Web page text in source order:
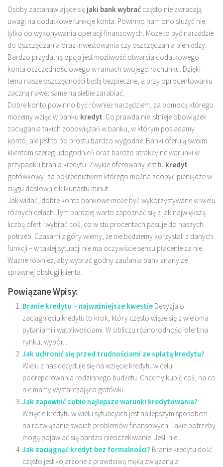
Osoby zastanawiające się jaki bank wybrać często nie zwracają
uwagi na dodatkowe funkcje konta. Powinno nam ono służyć nie
tylko do wykonywania operacji finansowych. Może to być narzędzie
do oszczędzania oraz inwestowania czy oszczędzania pieniędzy.
Bardzo przydatną opcją jest możliwość otwarcia dodatkowego
konta oszczędnościowego w ramach swojego rachunku. Dzięki
temu nasze oszczędności będą bezpieczne, a przy oprocentowaniu
zaczną nawet same na siebie zarabiać.
Dobre konto powinno być również narzędziem, za pomocą którego
możemy wziąć w banku kredyt. Co prawda nie istnieje obowiązek
zaciągania takich zobowiązań w banku, w którym posiadamy
konto, ale jest to po prostu bardzo wygodne. Banki oferują swoim
klientom szereg udogodnień oraz bardzo atrakcyjne warunki w
przypadku brania kredytu. Zwykle oferowany jest tu kredyt
gotówkowy, za pośrednictwem którego można zdobyć pieniądze w
ciągu dosłownie kilkunastu minut.
Jak widać, dobre konto bankowe może być wykorzystywane w wielu
różnych celach. Tym bardziej warto zapoznać się z jak największą
liczbą ofert i wybrać coś, co w stu procentach pasuje do naszych
potrzeb. Czasami z góry wiemy, że nie będziemy korzystali z danych
funkcji – w takiej sytuacji nie ma oczywiście sensu płacenie za nie.
Ważne również, aby wybrać godny zaufania bank znany ze
sprawnej obsługi klienta.
Powiązane Wpisy:
Branie kredytu – najważniejsze kwestie Decyzja o
zaciągnięciu kredytu to krok, który często wiąże się z wieloma
pytaniami i wątpliwościami. W obliczu różnorodności ofert na
rynku, wybór...
Jak uchronić się przed trudnościami ze spłatą kredytu?
Wielu z nas decyduje się na wzięcie kredytu w celu
podreperowania rodzinnego budżetu. Chcemy kupić coś, na co
nie mamy wystarczająco gotówki...
Jak zapewnić sobie najlepsze warunki kredytowania?
Wzięcie kredytu w wielu sytuacjach jest najlepszym sposobem
na rozwiązanie swoich problemów finansowych. Takie potrzeby
mogą pojawiać się bardzo nieoczekiwanie. Jeśli nie...
Jak zaciągnąć kredyt bez formalności? Branie kredytu dość
często jest kojarzone z prawdziwą męką związaną z